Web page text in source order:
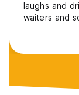
laughs and
waiters and
So
did not
distance